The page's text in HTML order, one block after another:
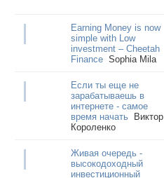
Earning Money is now
simple with Low
investment – Cheetah
Finance Sophia Mila
Если ты еще не
зарабатываешь в
интернете - самое
время начать
Виктор
Короленко
Живая очередь -
высокодоходный
инвестиционный